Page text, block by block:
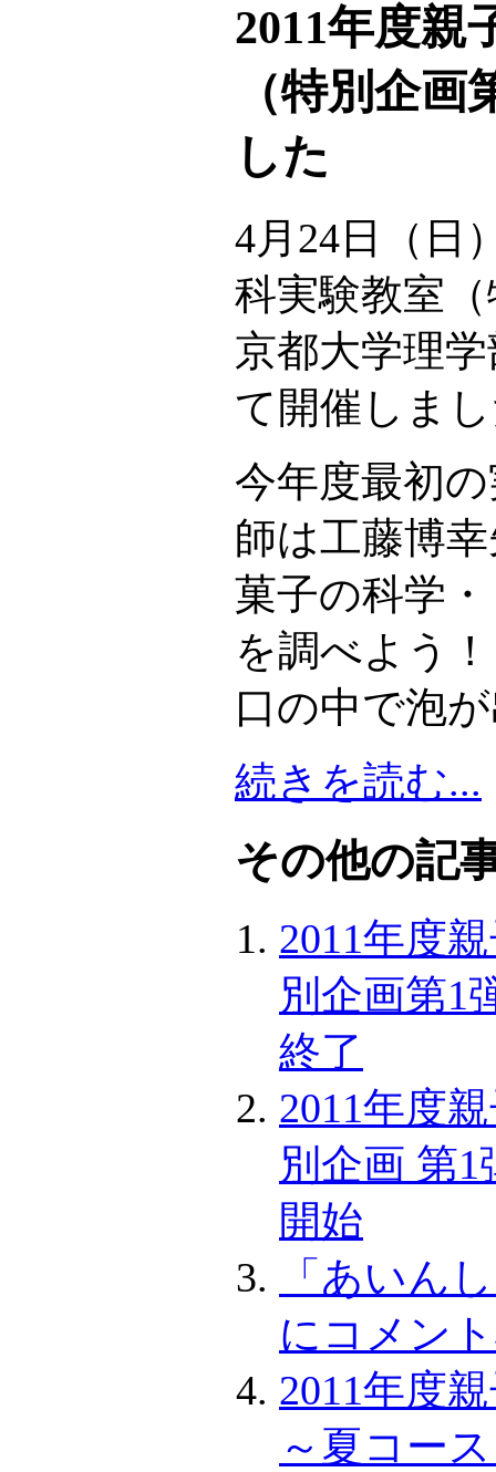
2011年度親
（特別企
した
4月24日（日
科実験教室
京都大学理
て開催しま
今年度最初
師は工藤博
菓子の科学
を調べよう
口の中で泡
続きを読む...
その他の記
2011年度
別企画第1
終了
2011年度
別企画 第
開始
「あいん
にコメン
2011年度
～夏コー